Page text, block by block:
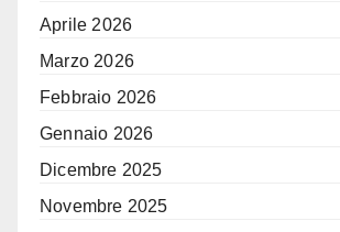
Aprile 2026
Marzo 2026
Febbraio 2026
Gennaio 2026
Dicembre 2025
Novembre 2025